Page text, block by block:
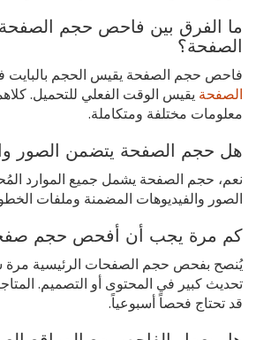
ما الفرق بين فاحص حجم
الصفحة؟
فاحص حجم الصفحة يقيس الحجم بالبايت
الصفحة يقيس الوقت الفعلي للتحميل.
معلومات مختلفة ومتكاملة.
هل حجم الصفحة يتضمن الصور
نعم، حجم الصفحة يشمل جميع الموارد
الصور والفيديوهات المضمنة وملفات
كم مرة يجب أن أفحص حجم
يُنصح بفحص حجم الصفحات الرئيسية مرة
تحديث كبير في المحتوى أو التصميم. المتاجر
قد تحتاج فحصاً أسبوعياً.